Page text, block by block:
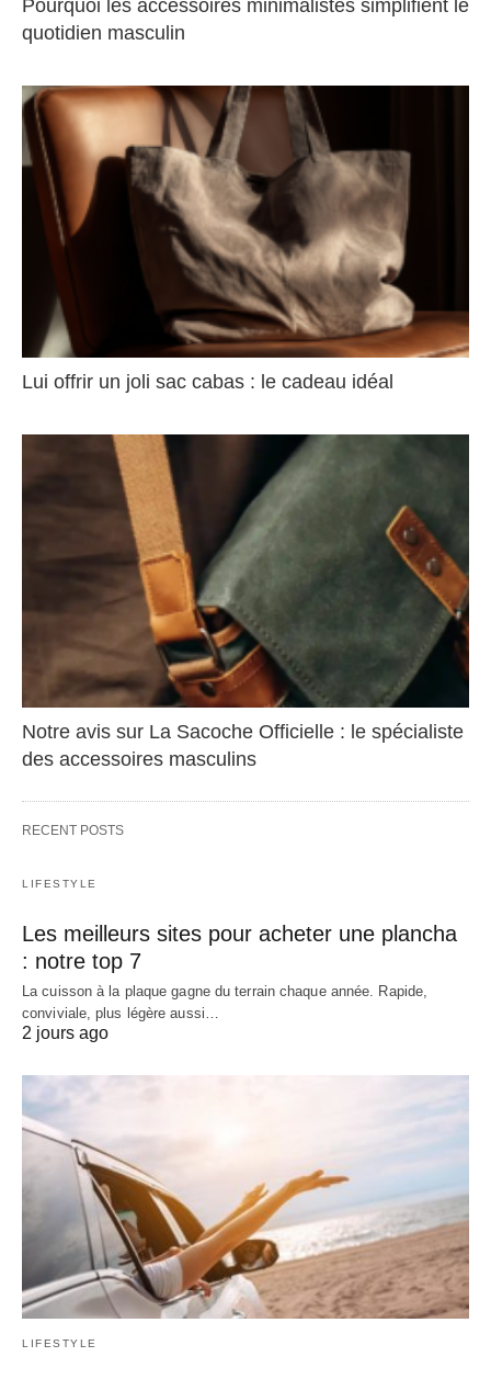
Pourquoi les accessoires minimalistes simplifient le
quotidien masculin
Lui offrir un joli sac cabas : le cadeau idéal
Notre avis sur La Sacoche Officielle : le spécialiste
des accessoires masculins
RECENT POSTS
LIFESTYLE
Les meilleurs sites pour acheter une plancha
: notre top 7
La cuisson à la plaque gagne du terrain chaque année. Rapide,
conviviale, plus légère aussi…
2 jours ago
LIFESTYLE